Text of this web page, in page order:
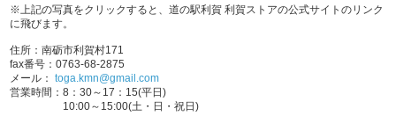
※上記の写真をクリックすると、道の駅利賀 利賀ストアの公式サイトのリンク
に飛びます。
住所：南砺市利賀村171
fax番号：0763-68-2875
メール：toga.kmn@gmail.com
営業時間：8：30～17：15(平日)
10:00～15:00(土・日・祝日)